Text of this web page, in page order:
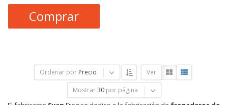
Comprar
Ordenar por Precio Ver
Mostrar 30 por página